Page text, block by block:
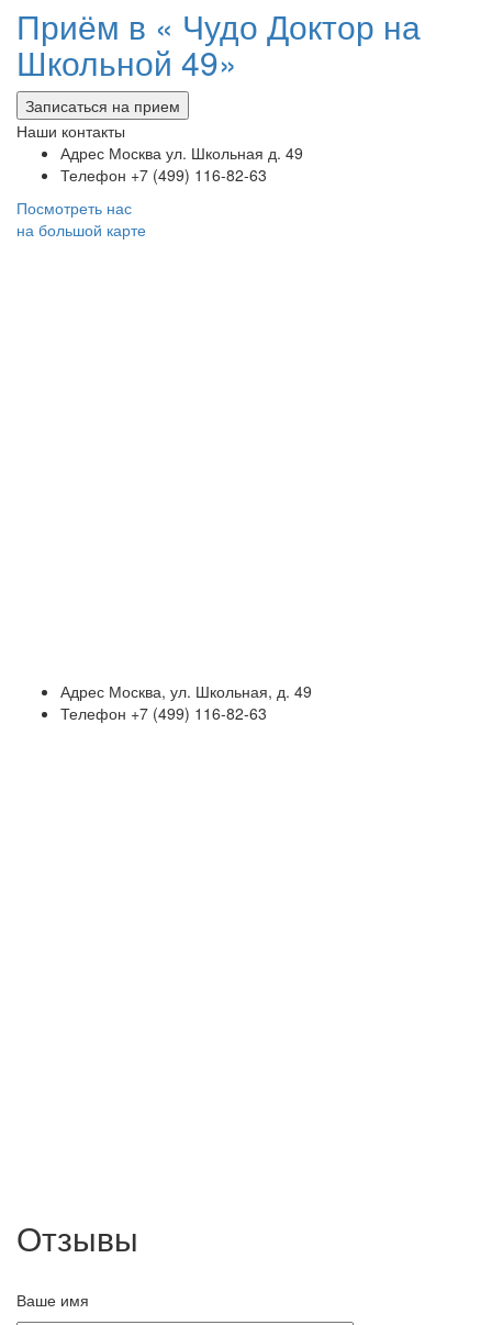
Приём в « Чудо Доктор на
Школьной 49»
Записаться на прием
Наши контакты
Адрес Москва ул. Школьная д. 49
Телефон +7 (499) 116-82-63
Посмотреть нас
на большой карте
Адрес Москва, ул. Школьная, д. 49
Телефон +7 (499) 116-82-63
Отзывы
Ваше имя